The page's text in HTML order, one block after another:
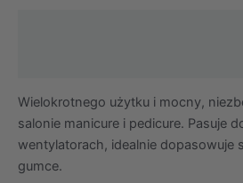
Wielokrotnego użytku i mocny,
salonie manicure i pedicure. Pasuje
wentylatorach, idealnie dopasowuje
gumce.